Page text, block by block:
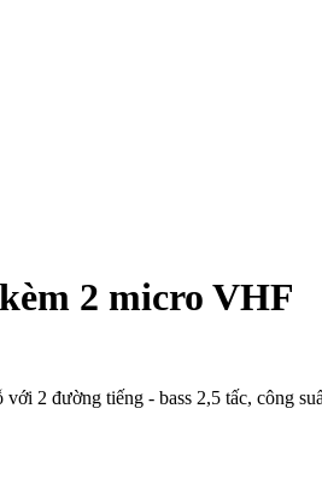
2 micro VHF
2 đường tiếng - bass 2,5 tấc, công